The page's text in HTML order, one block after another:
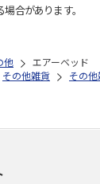
合があります。
他
エアーベッド
その他雑貨 その